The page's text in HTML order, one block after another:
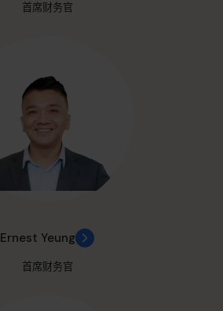
首席财务官
Ernest Yeung
首席财务官